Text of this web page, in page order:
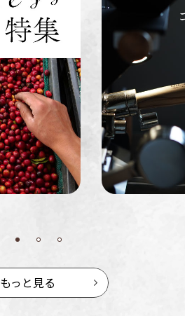
定期便
ルワンダ
もっと見る